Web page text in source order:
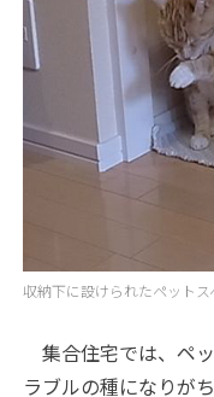
収納下に設けられたペットス
集合住宅では、ペ
ラブルの種になりが